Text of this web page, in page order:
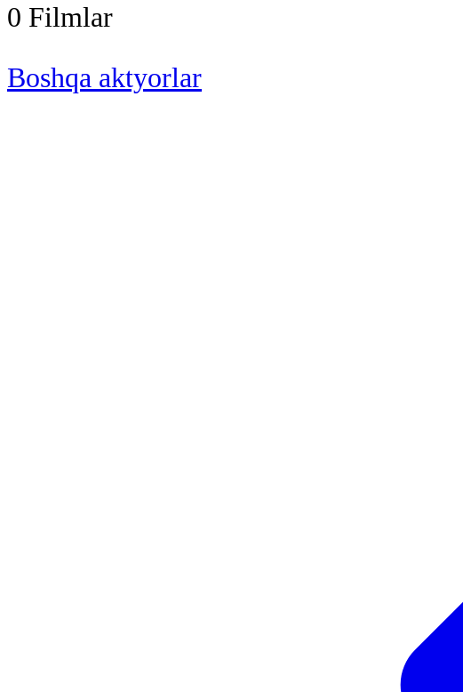
0 Filmlar
Boshqa aktyorlar